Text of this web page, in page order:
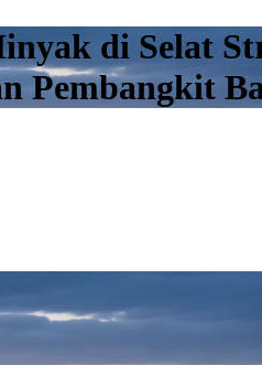
di Selat
Pembangkit